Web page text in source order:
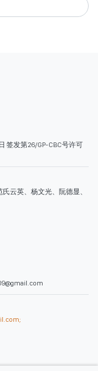
发第26/GP-CBC号许可
云英、杨文光、阮德显、